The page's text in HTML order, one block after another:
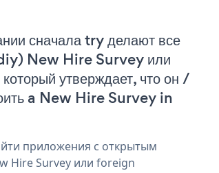
сначала try делают все
New Hire Survey или
утверждает, что он /
a New Hire Survey in
приложения с открытым
Hire Survey или foreign